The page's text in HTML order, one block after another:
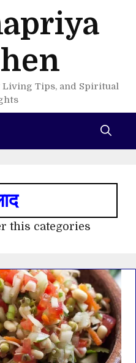
Living Tips, and Spiritual
this categories